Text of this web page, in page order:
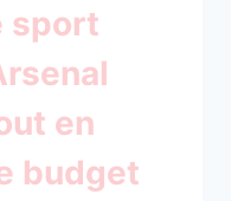
sport
en
budget